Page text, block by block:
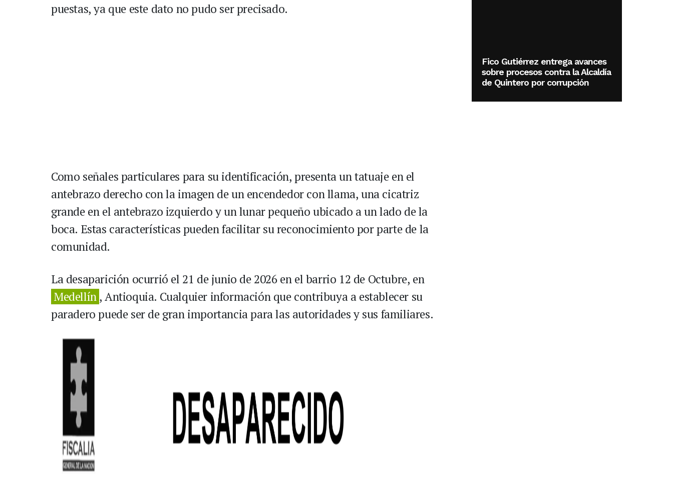
puestas, ya que este dato no pudo ser precisado.
Como señales particulares para su identificación, presenta un tatuaje en el
antebrazo derecho con la imagen de un encendedor con llama, una cicatriz
grande en el antebrazo izquierdo y un lunar pequeño ubicado a un lado de la
boca. Estas características pueden facilitar su reconocimiento por parte de la
comunidad.
La desaparición ocurrió el 21 de junio de 2026 en el barrio 12 de Octubre, en
Medellín, Antioquia. Cualquier información que contribuya a establecer su
paradero puede ser de gran importancia para las autoridades y sus familiares.
Fico Gutiérrez entrega avances
sobre procesos contra la Alcaldía
de Quintero por corrupción